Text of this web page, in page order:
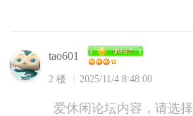
tao601
2 楼 2025/11/4 8:48:00
爱休闲论坛内容，请选择